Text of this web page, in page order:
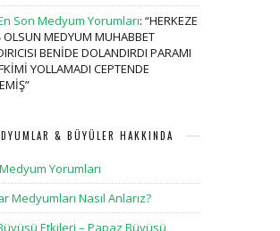
Son Medyum Yorumları: “HERKEZE
OLSUN MEDYUM MUHABBET
BENİDE DOLANDIRDI PARAMI
YOLLAMADI CEPTENDE
”
& BÜYÜLER HAKKINDA
Yorumları
Medyumları Nasıl Anlarız?
Etkileri – Papaz Büyüsü